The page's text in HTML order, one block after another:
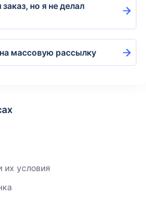
но я не делал
массовую рассылку
их условия